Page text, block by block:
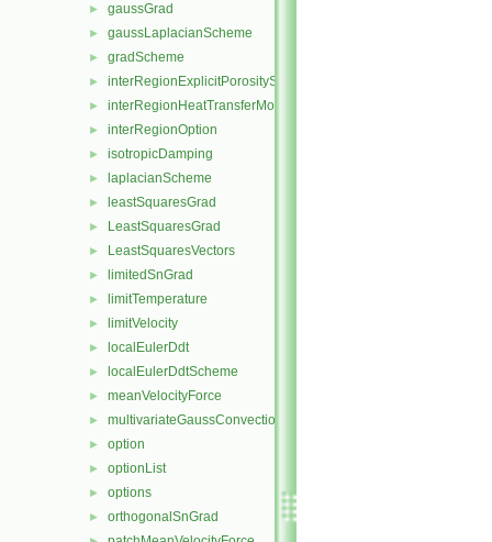
► gaussGrad
► gaussLaplacianScheme
► gradScheme
► interRegionExplicitPorositySource
► interRegionHeatTransferModel
► interRegionOption
► isotropicDamping
► laplacianScheme
► leastSquaresGrad
► LeastSquaresGrad
► LeastSquaresVectors
► limitedSnGrad
► limitTemperature
► limitVelocity
► localEulerDdt
► localEulerDdtScheme
► meanVelocityForce
► multivariateGaussConvectionScheme
► option
► optionList
► options
► orthogonalSnGrad